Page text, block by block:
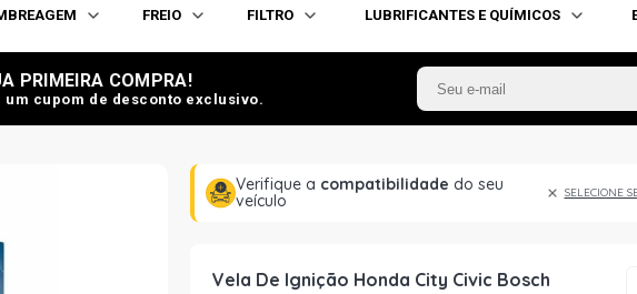
FREIO FILTRO LUBRIFICANTES E QUÍMICOS
PRIMEIRA COMPRA!
cupom de desconto exclusivo.
Verifique a compatibilidade do seu
veículo
SELECIONE
Vela De Ignição Honda City Civic Bosch